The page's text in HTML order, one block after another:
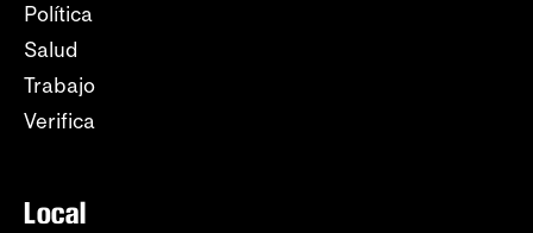
Política
Salud
Trabajo
Verifica
Local